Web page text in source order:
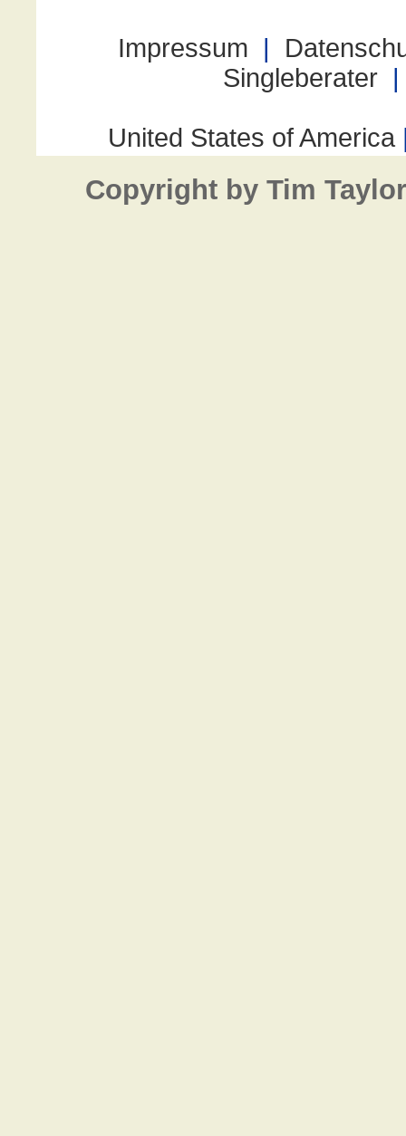
Copyright by Tim